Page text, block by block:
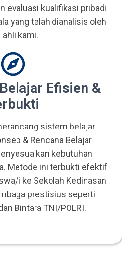
evaluasi kualifikasi pribadi
yang telah dianalisis oleh
ahli kami.
Efisien &
sistem belajar
& Rencana Belajar
kebutuhan
Metode ini terbukti efektif
i ke Sekolah Kedinasan
prestisius seperti
Bintara TNI/POLRI.